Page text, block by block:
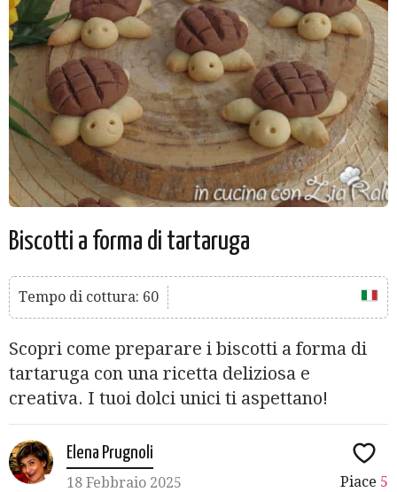
Biscotti a forma di tartaruga
Tempo di cottura: 60
Scopri come preparare i biscotti a forma di
tartaruga con una ricetta deliziosa e
creativa. I tuoi dolci unici ti aspettano!
Elena Prugnoli
18 Febbraio 2025 Piace 5